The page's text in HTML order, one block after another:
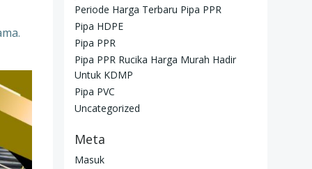
Periode Harga Terbaru Pipa PPR
Pipa HDPE
Pipa PPR
Pipa PPR Rucika Harga Murah Hadir
Untuk KDMP
Pipa PVC
Uncategorized
Meta
Masuk